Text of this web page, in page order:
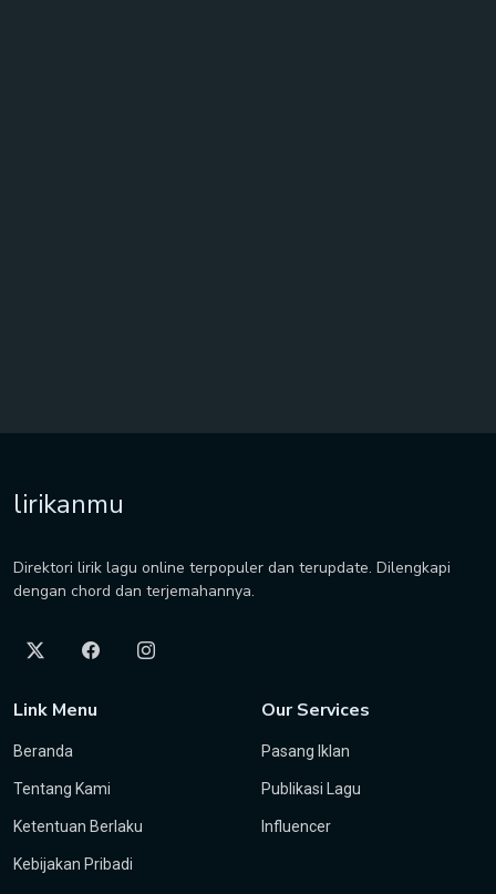
lirikanmu
Direktori lirik lagu online terpopuler dan terupdate. Dilengkapi
dengan chord dan terjemahannya.
Link Menu
Beranda
Tentang Kami
Ketentuan Berlaku
Kebijakan Pribadi
Our Services
Pasang Iklan
Publikasi Lagu
Influencer